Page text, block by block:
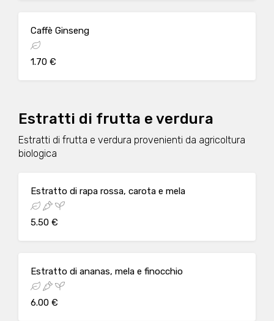
Caffè Ginseng
1.70 €
Estratti di frutta e verdura
Estratti di frutta e verdura provenienti da agricoltura
biologica
Estratto di rapa rossa, carota e mela
5.50 €
Estratto di ananas, mela e finocchio
6.00 €